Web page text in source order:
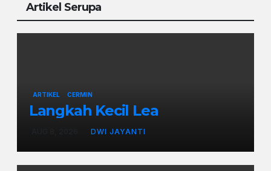
Artikel Serupa
ARTIKEL CERMIN
Langkah Kecil Lea
DWI JAYANTI